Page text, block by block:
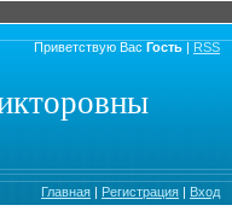
Приветствую Вас Гость | RSS
Главная | Регистрация | Вход